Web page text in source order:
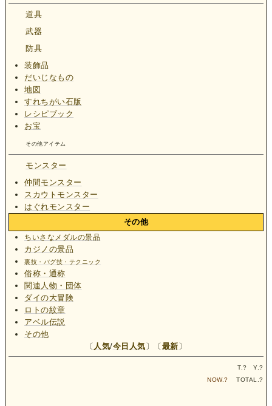
道具
武器
防具
装飾品
だいじなもの
地図
すれちがい石版
レシピブック
お宝
その他アイテム
モンスター
仲間モンスター
スカウトモンスター
はぐれモンスター
その他
ちいさなメダルの景品
カジノの景品
裏技・バグ技・テクニック
俗称・通称
関連人物・団体
ダイの大冒険
ロトの紋章
アベル伝説
その他
〔 人気/今日人気 〕〔 最新 〕
T.? Y.?
NOW.? TOTAL.?